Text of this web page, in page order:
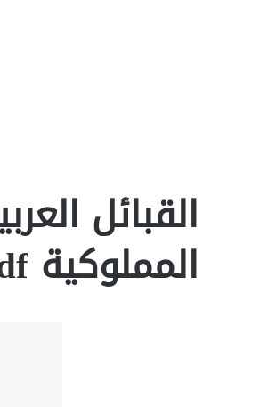
القبائل
المملوكية pdf